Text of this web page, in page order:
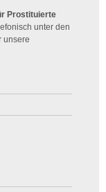
Prostituierte
unter den
unsere